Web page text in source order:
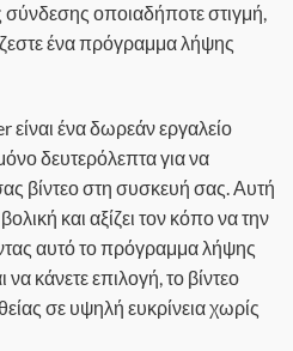
οποιαδήποτε στιγμή,
ένα πρόγραμμα λήψης
ένα δωρεάν εργαλείο
δευτερόλεπτα για να
βίντεο στη συσκευή σας. Αυτή
και αξίζει τον κόπο να την
αυτό το πρόγραμμα λήψης
να κάνετε επιλογή, το βίντεο
σε υψηλή ευκρίνεια χωρίς